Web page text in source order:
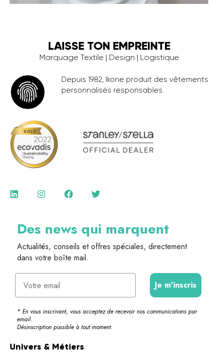
LAISSE TON EMPREINTE
Marquage Textile | Design | Logistique
Depuis 1982, Ikone produit des vêtements
personnalisés responsables.
Des news qui marquent
Actualités, conseils et offres spéciales, directement
dans votre boîte mail.
Email
Je m'inscris
* En vous inscrivant, vous acceptez de recevoir nos communications par
email.
Désinscription possible à tout moment.
Univers & Métiers